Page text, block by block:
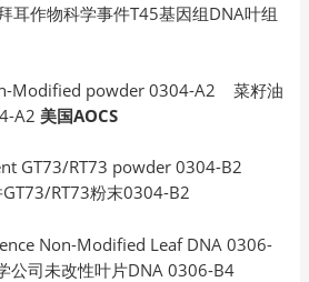
耳作物科学事件T45基因组DNA叶组
Modified powder 0304-A2 菜籽油
A2美国AOCS
GT73/RT73 powder 0304-B2
RT73粉末0304-B2
Non-Modified Leaf DNA 0306-
公司未改性叶片DNA 0306-B4